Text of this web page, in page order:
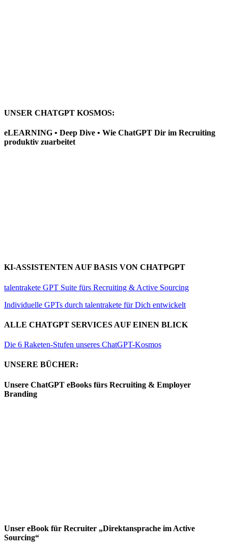
UNSER CHATGPT KOSMOS:
eLEARNING • Deep Dive • Wie ChatGPT Dir im Recruiting
produktiv zuarbeitet
KI-ASSISTENTEN AUF BASIS VON CHATPGPT
talentrakete GPT Suite fürs Recruiting & Active Sourcing
Individuelle GPTs durch talentrakete für Dich entwickelt
ALLE CHATGPT SERVICES AUF EINEN BLICK
Die 6 Raketen-Stufen unseres ChatGPT-Kosmos
UNSERE BÜCHER:
Unsere ChatGPT eBooks fürs Recruiting & Employer
Branding
Unser eBook für Recruiter „Direktansprache im Active
Sourcing“